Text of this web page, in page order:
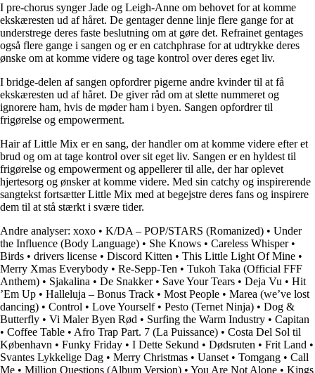
I pre-chorus synger Jade og Leigh-Anne om behovet for at komme
ekskæresten ud af håret. De gentager denne linje flere gange for at
understrege deres faste beslutning om at gøre det. Refrainet gentages
også flere gange i sangen og er en catchphrase for at udtrykke deres
ønske om at komme videre og tage kontrol over deres eget liv.
I bridge-delen af sangen opfordrer pigerne andre kvinder til at få
ekskæresten ud af håret. De giver råd om at slette nummeret og
ignorere ham, hvis de møder ham i byen. Sangen opfordrer til
frigørelse og empowerment.
Hair af Little Mix er en sang, der handler om at komme videre efter et
brud og om at tage kontrol over sit eget liv. Sangen er en hyldest til
frigørelse og empowerment og appellerer til alle, der har oplevet
hjertesorg og ønsker at komme videre. Med sin catchy og inspirerende
sangtekst fortsætter Little Mix med at begejstre deres fans og inspirere
dem til at stå stærkt i svære tider.
Andre analyser: ​xoxo • K/DA – POP/STARS (Romanized) • Under
the Influence (Body Language) • She Knows • Careless Whisper•
Birds • ​drivers license • Discord Kitten • This Little Light Of Mine •
Merry Xmas Everybody • Re-Sepp-Ten • Tukoh Taka (Official FFF
Anthem) • Sjakalina • De Snakker• Save Your Tears • Deja Vu • Hit
’Em Up • Halleluja – Bonus Track • Most People • Marea (we’ve lost
dancing) • Control • Love Yourself• Pesto (Ternet Ninja) • Dog &
Butterfly • Vi Maler Byen Rød • Surfing the Warm Industry • Capitan
• Coffee Table • Afro Trap Part. 7 (La Puissance) • Costa Del Sol til
København • Funky Friday • I Dette Sekund • Dødsruten • Frit Land •
Svantes Lykkelige Dag • Merry Christmas • Uanset • Tomgang • Call
Me • Million Questions (Album Version) • You Are Not Alone • Kings